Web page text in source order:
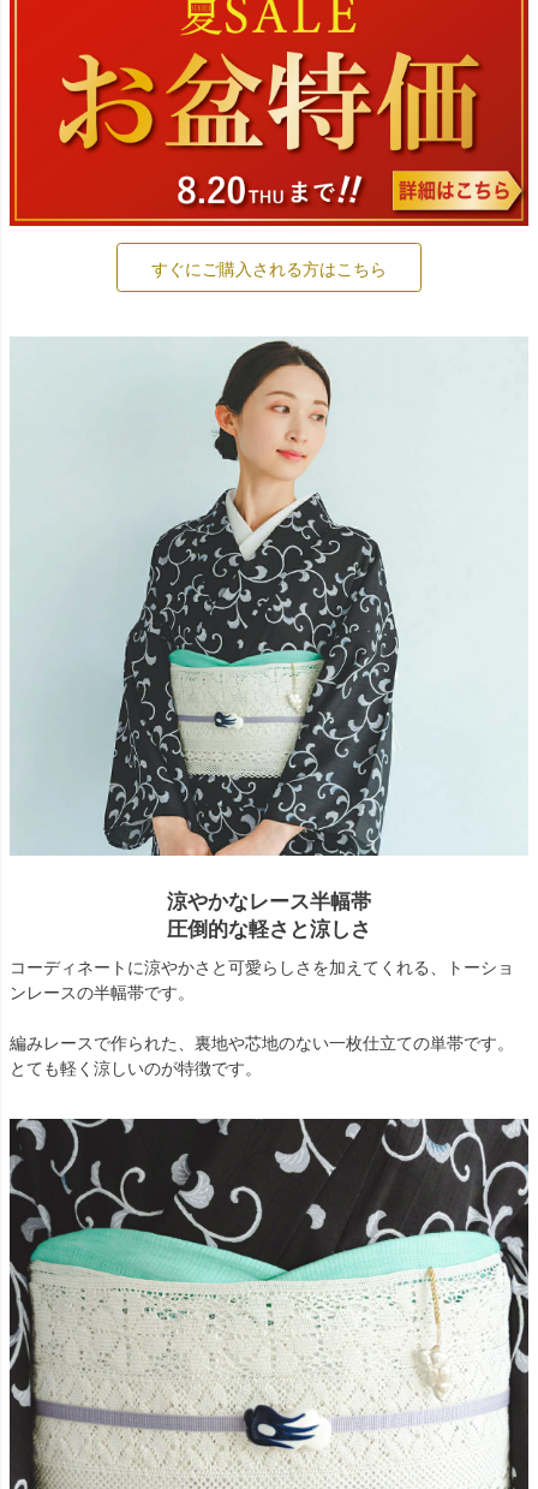
すぐにご購入される方はこちら
涼やかなレース半幅帯
圧倒的な軽さと涼しさ
コーディネートに涼やかさと可愛らしさを加えてくれる、トーショ
ンレースの半幅帯です。
編みレースで作られた、裏地や芯地のない一枚仕立ての単帯です。
とても軽く涼しいのが特徴です。